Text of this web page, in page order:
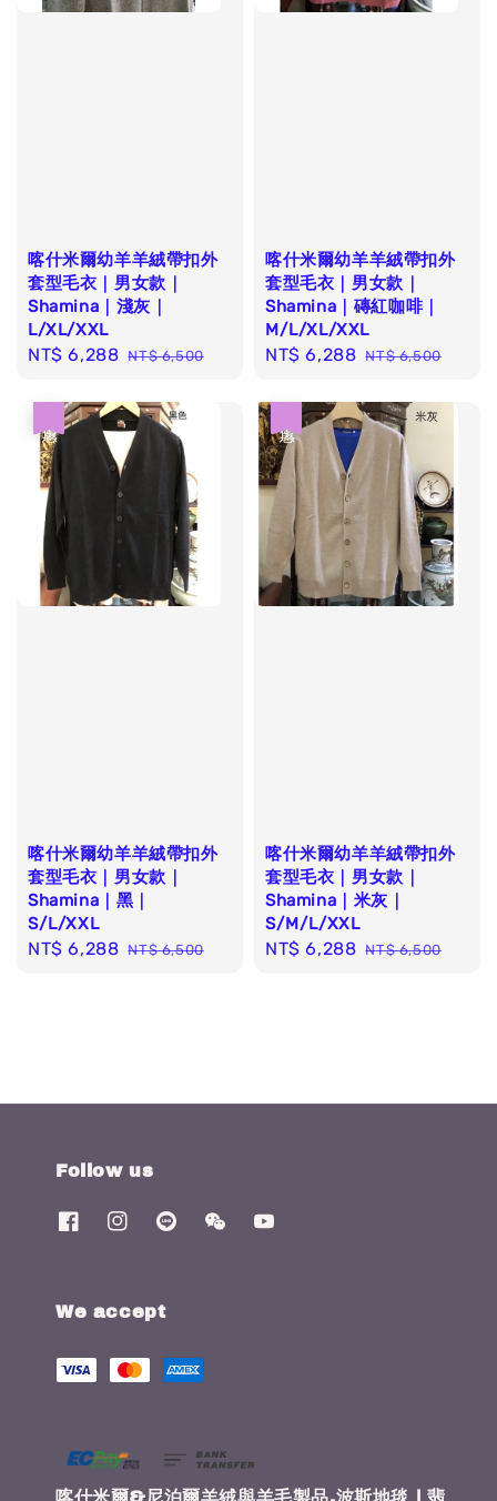
喀什米爾幼羊羊絨帶扣外
套型毛衣｜男女款｜
Shamina｜淺灰｜
L/XL/XXL
Sale
NT$ 6,288 Regular
NT$ 6,500
喀什米爾幼羊羊絨帶扣外
套型毛衣｜男女款｜
Shamina｜磚紅咖啡｜
M/L/XL/XXL
Sale
NT$ 6,288 Regular
NT$ 6,500
喀什米爾幼羊羊絨帶扣外
套型毛衣｜男女款｜
Shamina｜黑｜
S/L/XXL
Sale
NT$ 6,288 Regular
NT$ 6,500
喀什米爾幼羊羊絨帶扣外
套型毛衣｜男女款｜
Shamina｜米灰｜
S/M/L/XXL
Sale
NT$ 6,288 Regular
NT$ 6,500
Follow us
We accept